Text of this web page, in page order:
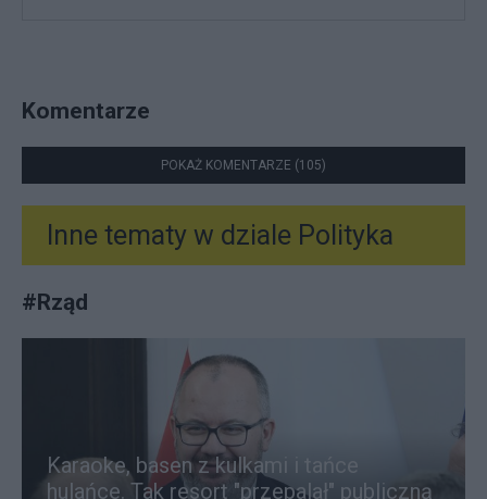
Komentarze
POKAŻ KOMENTARZE (105)
Inne tematy w dziale Polityka
#Rząd
Karaoke, basen z kulkami i tańce
hulańce. Tak resort "przepalał" publiczną